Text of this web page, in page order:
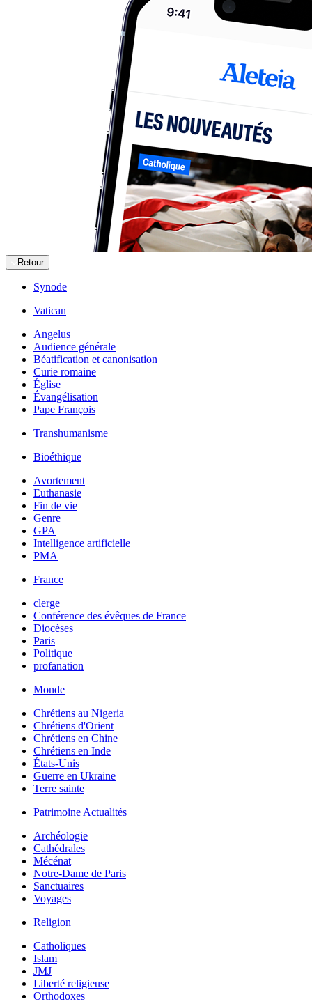
Retour
Synode
Vatican
Angelus
Audience générale
Béatification et canonisation
Curie romaine
Église
Évangélisation
Pape François
Transhumanisme
Bioéthique
Avortement
Euthanasie
Fin de vie
Genre
GPA
Intelligence artificielle
PMA
France
clerge
Conférence des évêques de France
Diocèses
Paris
Politique
profanation
Monde
Chrétiens au Nigeria
Chrétiens d'Orient
Chrétiens en Chine
Chrétiens en Inde
États-Unis
Guerre en Ukraine
Terre sainte
Patrimoine Actualités
Archéologie
Cathédrales
Mécénat
Notre-Dame de Paris
Sanctuaires
Voyages
Religion
Catholiques
Islam
JMJ
Liberté religieuse
Orthodoxes